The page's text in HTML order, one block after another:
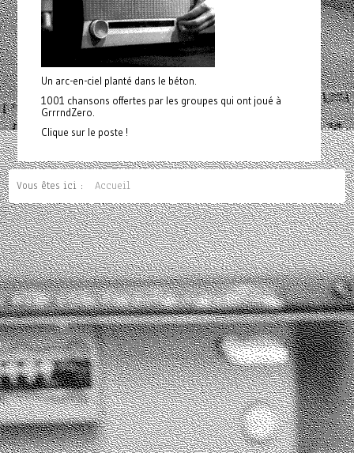
Un arc-en-ciel planté dans le béton.
1001 chansons offertes par les groupes qui ont joué à
GrrrndZero.
Clique sur le poste !
Vous êtes ici : Accueil